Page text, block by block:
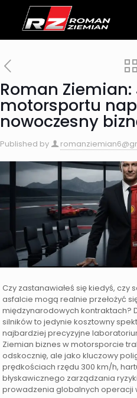
Roman
motorsportu
nowoczesny
Published by
Czy zastanawiałeś się kiedyś, czy
asfalcie mogą realnie przełożyć
międzynarodowych kontraktach?
silników to jedynie kosztowny
najbardziej precyzyjne
Ziemian biznes w motorsporcie
odskocznię, ale jako kluczowy
prędkościach rzędu 300 km/h,
błyskawicznego zarządzania
prowadzenia globalnych operacji